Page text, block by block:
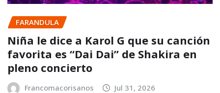
FARANDULA
Niña le dice a Karol G que su canción
favorita es “Dai Dai” de Shakira en
pleno concierto
Francomacorisanos Jul 31, 2026